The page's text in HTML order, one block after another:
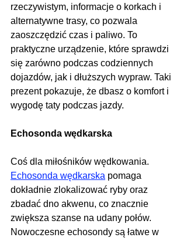
rzeczywistym, informacje o korkach i
alternatywne trasy, co pozwala
zaoszczędzić czas i paliwo. To
praktyczne urządzenie, które sprawdzi
się zarówno podczas codziennych
dojazdów, jak i dłuższych wypraw. Taki
prezent pokazuje, że dbasz o komfort i
wygodę taty podczas jazdy.
Echosonda wędkarska
Coś dla miłośników wędkowania.
Echosonda wędkarska pomaga
dokładnie zlokalizować ryby oraz
zbadać dno akwenu, co znacznie
zwiększa szanse na udany połów.
Nowoczesne echosondy są łatwe w